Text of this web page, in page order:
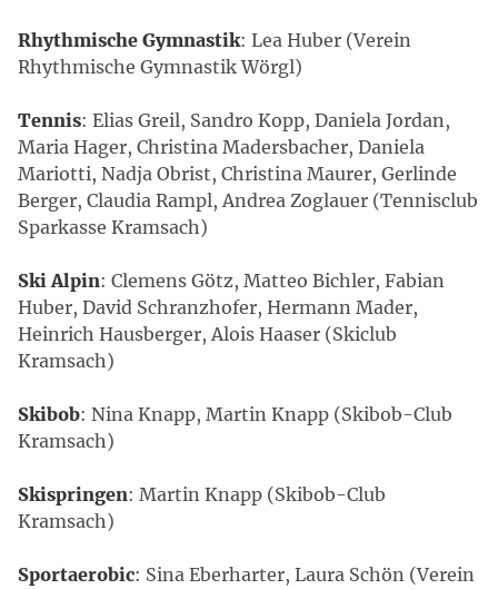
Rhythmische Gymnastik: Lea Huber (Verein
Rhythmische Gymnastik Wörgl)
Tennis: Elias Greil, Sandro Kopp, Daniela Jordan,
Maria Hager, Christina Madersbacher, Daniela
Mariotti, Nadja Obrist, Christina Maurer, Gerlinde
Berger, Claudia Rampl, Andrea Zoglauer (Tennisclub
Sparkasse Kramsach)
Ski Alpin: Clemens Götz, Matteo Bichler, Fabian
Huber, David Schranzhofer, Hermann Mader,
Heinrich Hausberger, Alois Haaser (Skiclub
Kramsach)
Skibob: Nina Knapp, Martin Knapp (Skibob-Club
Kramsach)
Skispringen: Martin Knapp (Skibob-Club
Kramsach)
Sportaerobic: Sina Eberharter, Laura Schön (Verein